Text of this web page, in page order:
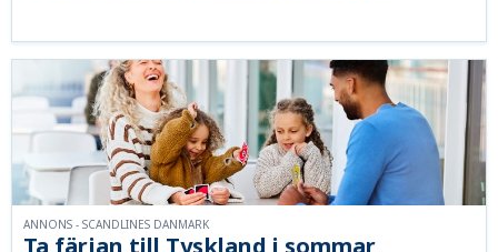
ANNONS - SCANDLINES DANMARK